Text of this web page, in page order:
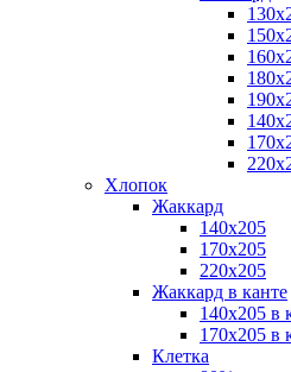
Хлопок
Жаккард
140x205
170х205
220х205
Жаккард в канте
140х205 в
170х205 в
Клетка